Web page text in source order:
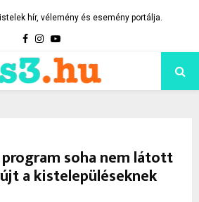
hír, vélemény és esemény portálja.
Facebook
Instagram
Youtube
soha nem látott
a kistelepüléseknek